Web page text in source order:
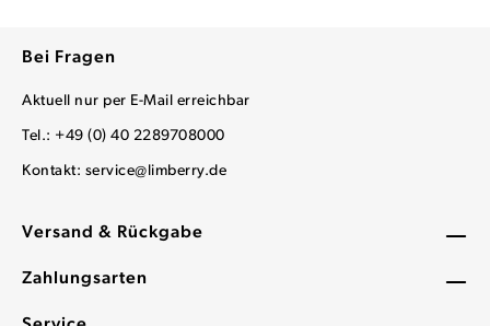
Versand & Rückgabe
Zahlungsarten
Bei Fragen
Aktuell nur per E-Mail erreichbar
Tel.: +49 (0) 40 2289708000
Kontakt: service@limberry.de